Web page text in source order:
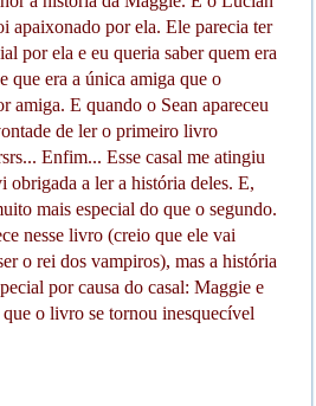
apaixonado por ela. Ele parecia ter
por ela e eu queria saber quem era
que era a única amiga que o
amiga. E quando o Sean apareceu
de ler o primeiro livro
Enfim... Esse casal me atingiu
obrigada a ler a história deles. E,
mais especial do que o segundo.
nesse livro (creio que ele vai
o rei dos vampiros), mas a história
por causa do casal: Maggie e
que o livro se tornou inesquecível